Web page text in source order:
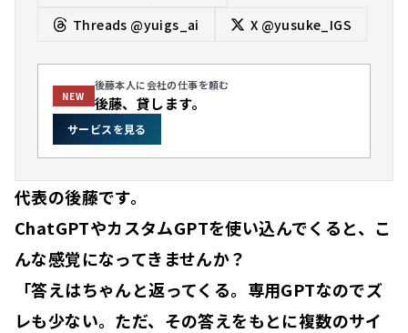
Threads @yuigs_ai X @yusuke_IGS
NEW
後藤本人に会社の仕事を頼む
後藤、貸します。
サービスを見る
代表の後藤です。
ChatGPTやカスタムGPTを使い込んでくると、こ
んな感覚になってきませんか？
「答えはちゃんと返ってくる。専用GPTなのでズ
レも少ない。ただ、その答えをもとに複数のサイ